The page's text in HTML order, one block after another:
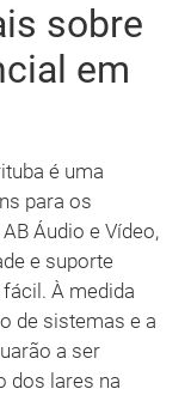
sobre
em
é uma
para os
Áudio e Vídeo,
e suporte
À medida
de sistemas e a
a ser
dos lares na